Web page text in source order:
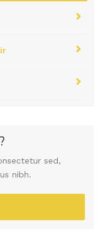
sed,
nibh.